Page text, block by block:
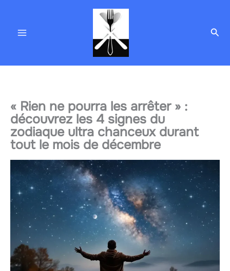
contenu
« Rien ne pourra les arrêter » :
découvrez les 4 signes du
zodiaque ultra chanceux durant
tout le mois de décembre